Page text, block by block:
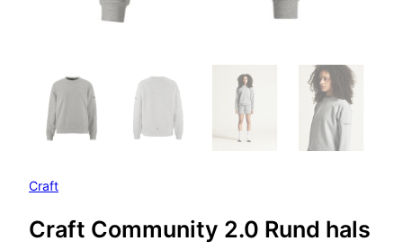
Craft
Craft Community 2.0 Rund hals